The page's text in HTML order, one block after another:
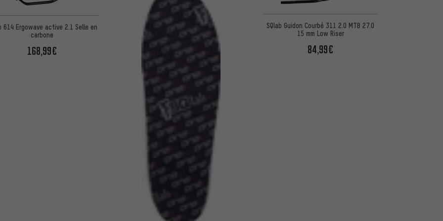
614 Ergowave active 2.1 Selle en
carbone
168,99€
SQlab Guidon Courbé 311 2.0 MTB 27.0
15 mm Low Riser
84,99€